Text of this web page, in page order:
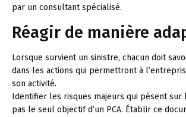
par un consultant spécialisé.
Réagir de manière
Lorsque survient un sinistre, chacun doit
dans les actions qui permettront à
son activité.
Identifier les risques majeurs qui pèsent sur
pas le seul objectif d’un PCA. Établir ce